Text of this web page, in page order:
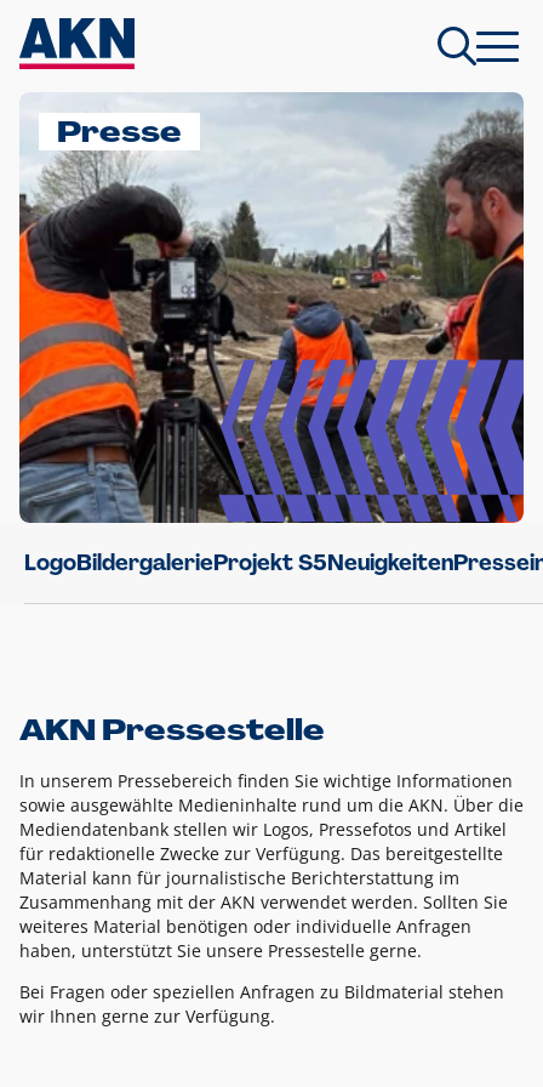
Presse
LogoBildergalerieProjekt S5Neuigkeiten
AKN Pressestelle
In unserem Pressebereich finden Sie wichtige Informationen
sowie ausgewählte Medieninhalte rund um die AKN. Über die
Mediendatenbank stellen wir Logos, Pressefotos und Artikel
für redaktionelle Zwecke zur Verfügung. Das bereitgestellte
Material kann für journalistische Berichterstattung im
Zusammenhang mit der AKN verwendet werden. Sollten Sie
weiteres Material benötigen oder individuelle Anfragen
haben, unterstützt Sie unsere Pressestelle gerne.
Bei Fragen oder speziellen Anfragen zu Bildmaterial stehen
wir Ihnen gerne zur Verfügung.